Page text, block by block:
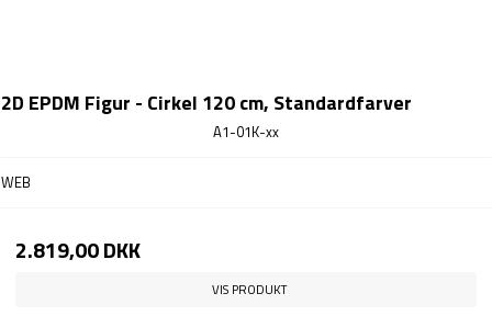
2D EPDM Figur - Cirkel 120 cm, Standardfarver
A1-01K-xx
WEB
2.819,00 DKK
VIS PRODUKT